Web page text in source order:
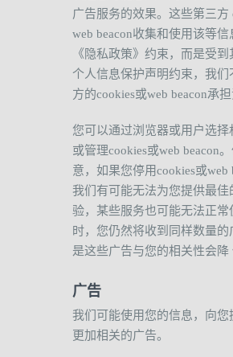
广告服务的效果。这些第三方
web beacon收集和使用该等信
《隐私政策》约束，而是受到
个人信息保护声明约束，我们
方的cookies或web beacon承担
您可以通过浏览器或用户选择
或管理cookies或web beacon
意，如果您停用cookies或web
我们有可能无法为您提供最佳
验，某些服务也可能无法正常
时，您仍然将收到同样数量的
是这些广告与您的相关性会降
广告
我们可能使用您的信息，向您
更加相关的广告。